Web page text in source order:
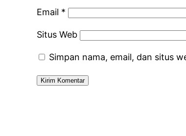
Email *
Situs Web
Simpan nama, email, dan situs